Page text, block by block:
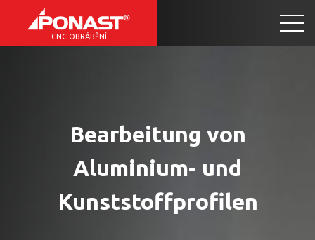
CNC OBRÁBĚNÍ
Bearbeitung von
Aluminium- und
Kunststoffprofilen